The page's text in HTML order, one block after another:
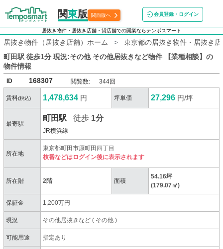
関東版 関西版へ 会員登録・ログイン
居抜き物件・居抜き店舗・貸店舗での開業ならテンポスマート
居抜き物件（居抜き店舗）ホーム
東京都の居抜き物件・居抜き
町田駅 徒歩1分 現況:その他 その他居抜きなど物件 【業種相談】 の
物件情報
ID 168307 閲覧数: 344回
賃料(税込) 1,478,634 円 坪単価 27,296 円/坪
最寄駅
町田駅 徒歩 1分
JR横浜線
所在地
東京都町田市原町田四丁目
枝番などはログイン後に表示されます
所在階 2階 面積
54.16坪
(179.07㎡)
保証金 1,200万円
現況 その他居抜きなど( その他)
可能用途 指定あり